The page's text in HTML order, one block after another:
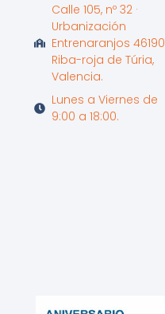
Calle 105, nº 32 ·
Urbanización
Entrenaranjos 46190
Riba-roja de Túria,
Valencia.
Lunes a Viernes de
9:00 a 18:00.